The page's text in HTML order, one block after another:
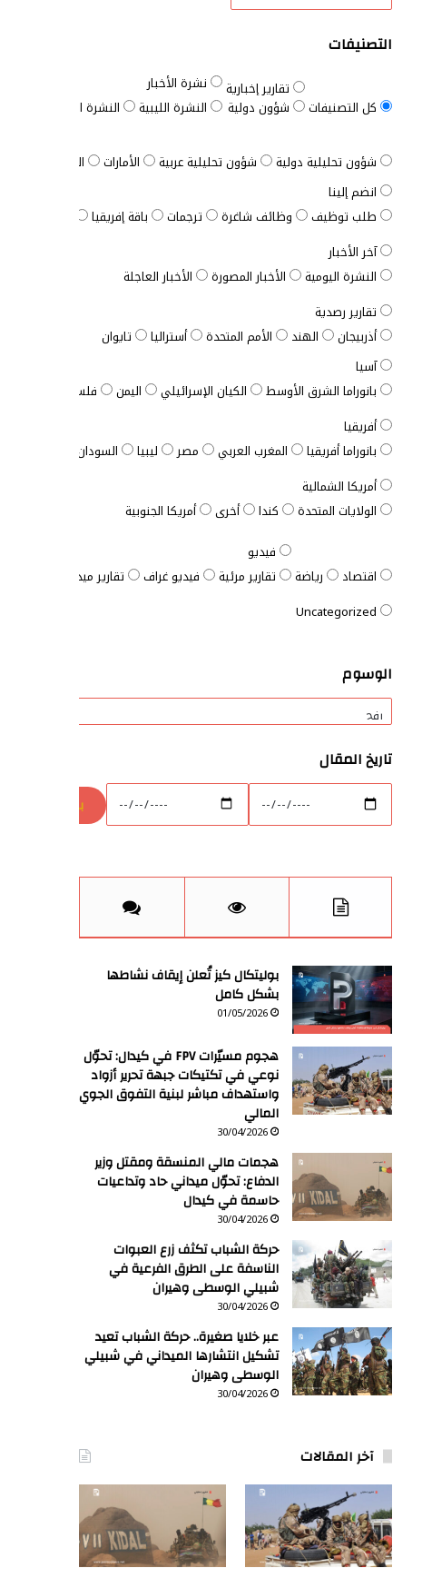
التصنيفات
كل التصنيفات
تقارير إخبارية
شؤون دولية
نشرة الأخبار
النشرة الليبية
النشرة السودانية
شؤون تحليلية دولية شؤون تحليلية عربية الأمارات
الباقة الشاملة
انضم إلينا
طلب توظيف
وظائف شاغرة ترجمات باقة إفريقيا
آخر الأخبار
النشرة اليومية
الأخبار المصورة
الأخبار العاجلة
تقارير رصدية
أذربيجان
الهند الأمم المتحدة أستراليا
تايوان
آسيا
بانوراما الشرق الأوسط
الكيان الإسرائيلي اليمن فلسطين
أفريقيا
بانوراما أفريقيا
المغرب العربي مصر ليبيا السودان
أمريكا الشمالية
الولايات المتحدة
كندا أخرى أمريكا الجنوبية
اقتصاد رياضة
فيديو
تقارير مرئية
فيديو غراف تقارير ميدانية
الوسوم
تاريخ المقال
بوليتكال كيز تُعلن إيقاف نشاطها
بشكل كامل
01/05/2026
هجوم مسيّرات FPV في كيدال: تحوّل
نوعي في تكتيكات جبهة تحرير أزواد
واستهداف مباشر لبنية التفوق الجوي
المالي
30/04/2026
هجمات مالي المنسقة ومقتل وزير
الدفاع: تحوّل ميداني حاد وتداعيات
حاسمة في كيدال
30/04/2026
حركة الشباب تكثف زرع العبوات
الناسفة على الطرق الفرعية في
شبيلي الوسطى وهيران
30/04/2026
عبر خلايا صغيرة.. حركة الشباب تعيد
تشكيل انتشارها الميداني في شبيلي
الوسطى وهيران
30/04/2026
آخر المقالات